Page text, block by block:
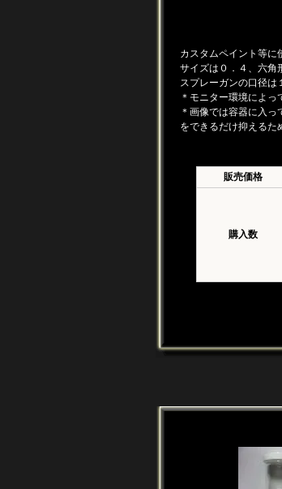
カスタムペイント等
サイズは０．４、六角
スプレーガンの口径は
＊モニター環境によっ
＊画像では容器に入
をできるだけ抑えるた
販売価格
購入数